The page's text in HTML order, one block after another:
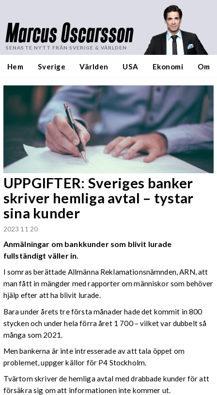
Marcus Oscarsson
SENASTE NYTT FRÅN SVERIGE & VÄRLDEN
Hem Sverige Världen USA Ekonomi Om
UPPGIFTER: Sveriges banker
skriver hemliga avtal – tystar
sina kunder
2023 11 20
Anmälningar om bankkunder som blivit lurade
fullständigt väller in.
I somras berättade Allmänna Reklamationsnämnden, ARN, att
man fått in mängder med rapporter om människor som behöver
hjälp efter att ha blivit lurade.
Bara under årets tre första månader hade det kommit in 800
stycken och under hela förra året 1 700 – vilket var dubbelt så
många som 2021.
Men bankerna är inte intresserade av att tala öppet om
problemet, uppger källor för P4 Stockholm.
Tvärtom skriver de hemliga avtal med drabbade kunder för att
försäkra sig om att informationen inte kommer ut.